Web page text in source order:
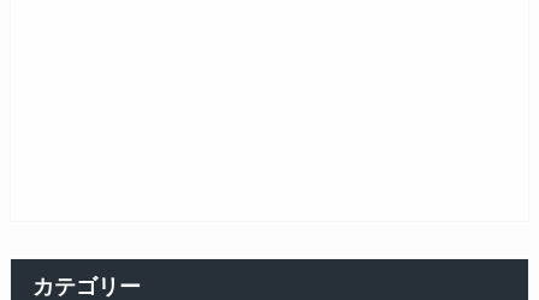
カテゴリー